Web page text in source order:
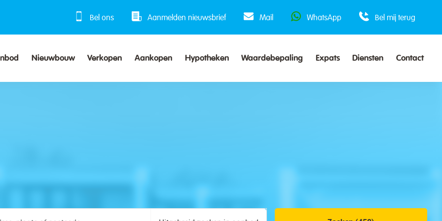
Bel ons Aanmelden nieuwsbrief Mail WhatsApp Bel mij terug
Nieuwbouw Verkopen Aankopen Hypotheken Waardebepaling Expats Diensten Contact